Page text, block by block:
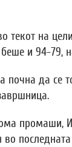
текот на
и 94-79,
почна да се
промаши,
последната